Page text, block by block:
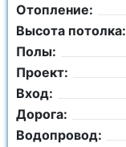
Отопление:
Высота потолка:
Полы:
Проект:
Вход:
Дорога:
Водопровод: